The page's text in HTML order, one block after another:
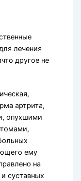
лечения
другое не
артрита,
опухшими
ему
на
суставных